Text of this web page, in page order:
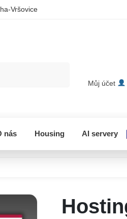
Vršovice
Můj účet
nás Housing AI servery